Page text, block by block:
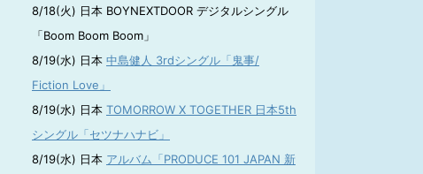
8/18(火) 日本 BOYNEXTDOOR デジタルシングル
「Boom Boom Boom」
8/19(水) 日本 中島健人 3rdシングル「鬼事/
Fiction Love」
8/19(水) 日本 TOMORROW X TOGETHER 日本5th
シングル「セツナハナビ」
8/19(水) 日本 アルバム「PRODUCE 101 JAPAN 新